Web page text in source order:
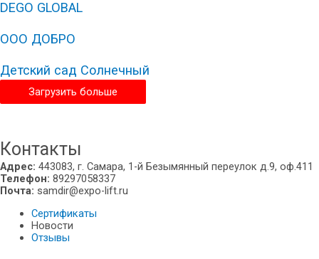
DEGO GLOBAL
ООО ДОБРО
Детский сад Солнечный
Загрузить больше
Контакты
Адрес: 443083, г. Самара, 1-й Безымянный переулок д.9, оф.411
Телефон: 89297058337
Почта: samdir@expo-lift.ru
Сертификаты
Новости
Отзывы